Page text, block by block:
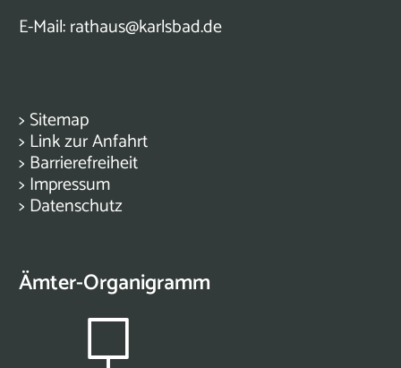
E-Mail:rathaus@karlsbad.de
> Sitemap
> Link zur Anfahrt
> Barrierefreiheit
> Impressum
> Datenschutz
Ämter-Organigramm